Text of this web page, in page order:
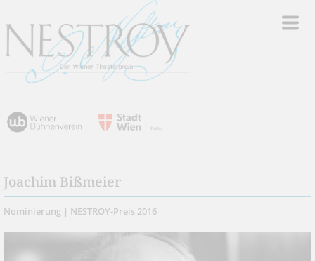
Joachim Bißmeier
Nominierung | NESTROY-Preis 2016